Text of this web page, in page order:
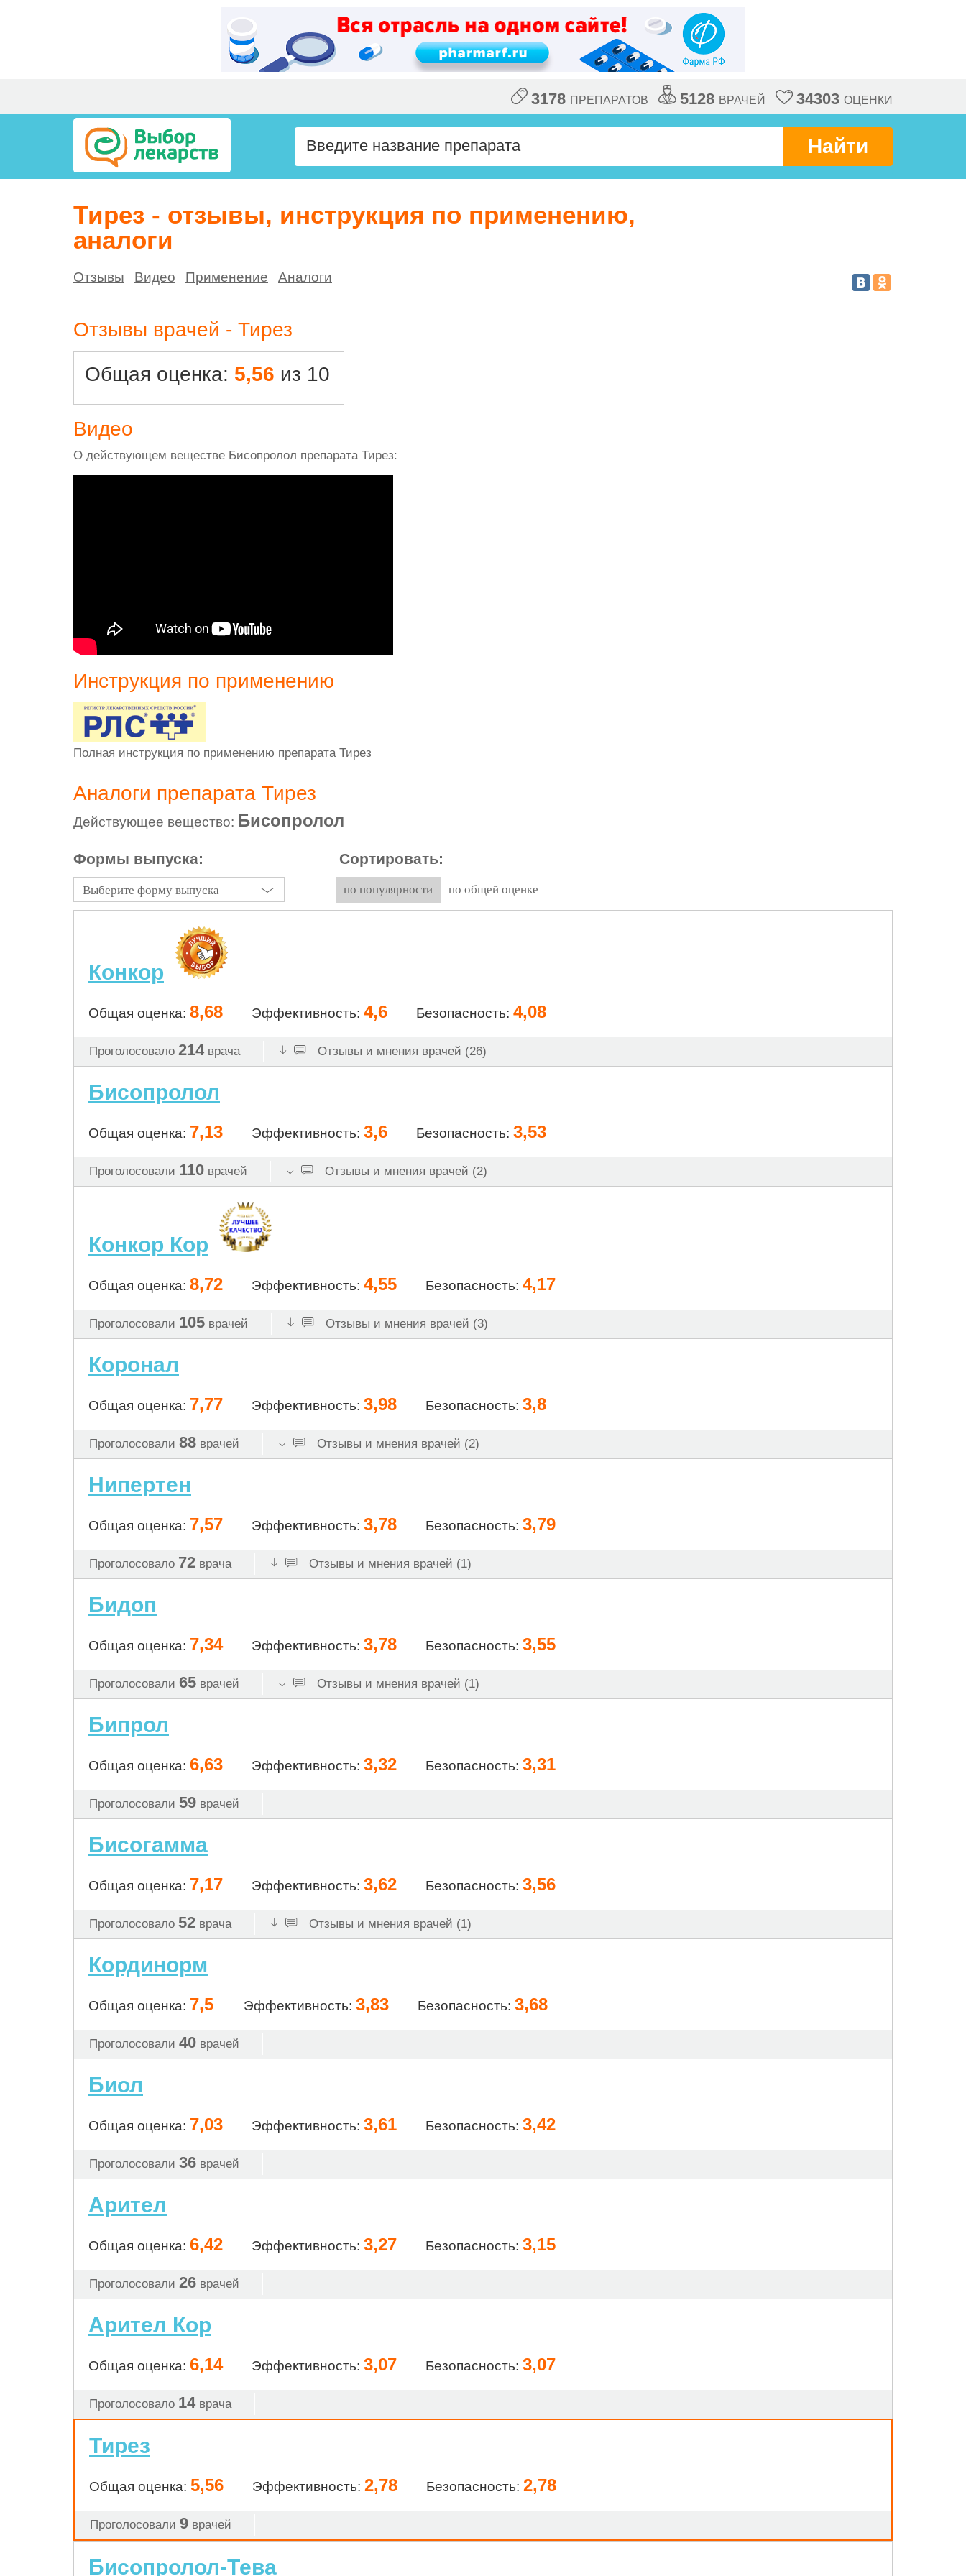
3178 ПРЕПАРАТОВ 5128 ВРАЧЕЙ 34303 ОЦЕНКИ
Найти
Тирез - отзывы, инструкция по применению,
аналоги
Отзывы Видео Применение Аналоги
Отзывы врачей - Тирез
Общая оценка: 5,56 из 10
Видео
О действующем веществе Бисопролол препарата Тирез:
Инструкция по применению
Полная инструкция по применению препарата Тирез
Аналоги препарата Тирез
Действующее вещество: Бисопролол
Формы выпуска:
Выберите форму выпуска
Сортировать:
по популярности по общей оценке
Конкор
Общая оценка: 8,68 Эффективность: 4,6 Безопасность: 4,08
Проголосовало 214 врача Отзывы и мнения врачей (26)
Бисопролол
Общая оценка: 7,13 Эффективность: 3,6 Безопасность: 3,53
Проголосовали 110 врачей Отзывы и мнения врачей (2)
Конкор Кор
Общая оценка: 8,72 Эффективность: 4,55 Безопасность: 4,17
Проголосовали 105 врачей Отзывы и мнения врачей (3)
Коронал
Общая оценка: 7,77 Эффективность: 3,98 Безопасность: 3,8
Проголосовали 88 врачей Отзывы и мнения врачей (2)
Нипертен
Общая оценка: 7,57 Эффективность: 3,78 Безопасность: 3,79
Проголосовало 72 врача Отзывы и мнения врачей (1)
Бидоп
Общая оценка: 7,34 Эффективность: 3,78 Безопасность: 3,55
Проголосовали 65 врачей Отзывы и мнения врачей (1)
Бипрол
Общая оценка: 6,63 Эффективность: 3,32 Безопасность: 3,31
Проголосовали 59 врачей
Бисогамма
Общая оценка: 7,17 Эффективность: 3,62 Безопасность: 3,56
Проголосовало 52 врача Отзывы и мнения врачей (1)
Кординорм
Общая оценка: 7,5 Эффективность: 3,83 Безопасность: 3,68
Проголосовали 40 врачей
Биол
Общая оценка: 7,03 Эффективность: 3,61 Безопасность: 3,42
Проголосовали 36 врачей
Арител
Общая оценка: 6,42 Эффективность: 3,27 Безопасность: 3,15
Проголосовали 26 врачей
Арител Кор
Общая оценка: 6,14 Эффективность: 3,07 Безопасность: 3,07
Проголосовало 14 врача
Тирез
Общая оценка: 5,56 Эффективность: 2,78 Безопасность: 2,78
Проголосовали 9 врачей
Бисопролол-Тева